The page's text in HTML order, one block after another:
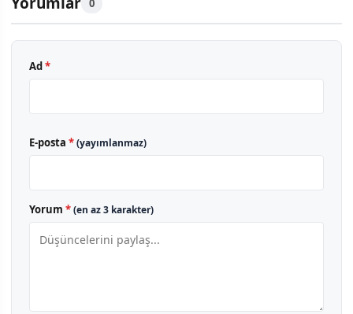
0
Ad *
E-posta *(yayımlanmaz)
Yorum *(en az 3 karakter)